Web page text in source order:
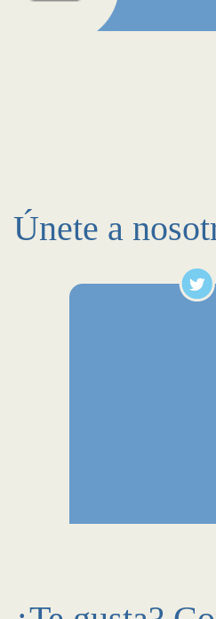
Únete a